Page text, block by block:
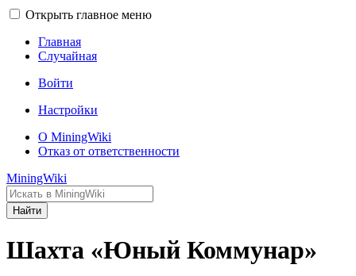
Открыть главное меню
Главная
Случайная
Войти
Настройки
О MiningWiki
Отказ от ответственности
MiningWiki
Найти
Шахта «Юный Коммунар»